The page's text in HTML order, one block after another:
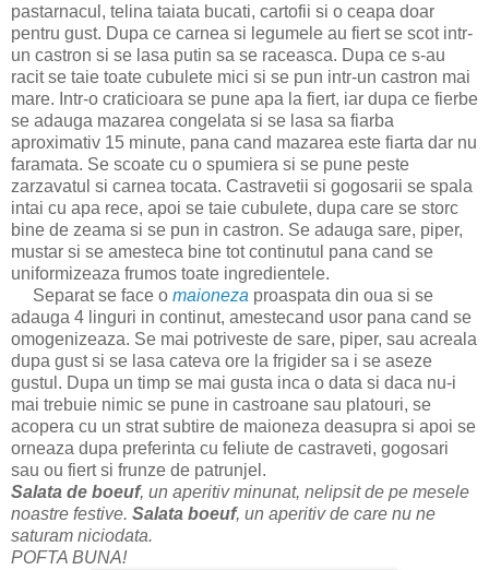
pastarnacul, telina taiata bucati, cartofii si o ceapa doar
pentru gust. Dupa ce carnea si legumele au fiert se scot intr-
un castron si se lasa putin sa se raceasca. Dupa ce s-au
racit se taie toate cubulete mici si se pun intr-un castron mai
mare. Intr-o craticioara se pune apa la fiert, iar dupa ce fierbe
se adauga mazarea congelata si se lasa sa fiarba
aproximativ 15 minute, pana cand mazarea este fiarta dar nu
faramata. Se scoate cu o spumiera si se pune peste
zarzavatul si carnea tocata. Castravetii si gogosarii se spala
intai cu apa rece, apoi se taie cubulete, dupa care se storc
bine de zeama si se pun in castron. Se adauga sare, piper,
mustar si se amesteca bine tot continutul pana cand se
uniformizeaza frumos toate ingredientele.
Separat se face o maioneza proaspata din oua si se
adauga 4 linguri in continut, amestecand usor pana cand se
omogenizeaza. Se mai potriveste de sare, piper, sau acreala
dupa gust si se lasa cateva ore la frigider sa i se aseze
gustul. Dupa un timp se mai gusta inca o data si daca nu-i
mai trebuie nimic se pune in castroane sau platouri, se
acopera cu un strat subtire de maioneza deasupra si apoi se
orneaza dupa preferinta cu feliute de castraveti, gogosari
sau ou fiert si frunze de patrunjel.
Salata de boeuf, un aperitiv minunat, nelipsit de pe mesele
noastre festive. Salata boeuf, un aperitiv de care nu ne
saturam niciodata.
POFTA BUNA!